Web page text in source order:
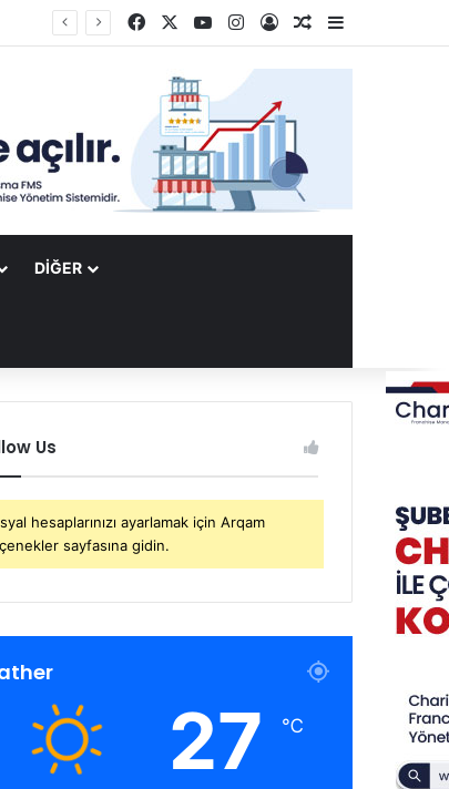
FacebookYouTubeInstagram
Kayıt OlRastgele Makale
Kenar
DIĞER
Us
hesaplarınızı ayarlamak için Arqam
sayfasına gidin.
27 ℃